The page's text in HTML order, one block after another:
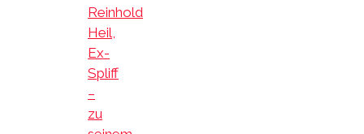
Reinhold
Heil,
Ex-
Spliff
–
zu